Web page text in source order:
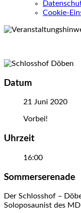
Cookie-
Datum
21 Juni 2020
Vorbei!
Uhrzeit
16:00
Sommerserenade
Der Schlosshof –
Soloposaunist des